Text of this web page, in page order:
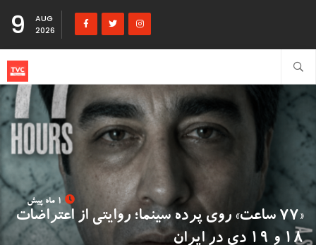
9
AUG
2026
«۷۷ ساعت» روی پرده سینما؛ روایتی از اعتراضات
۱۸ و ۱۹ دی در ایران